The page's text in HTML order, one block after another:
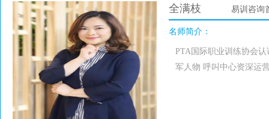
全满枝 易训咨询
名师简介：
PTA国际职业训练协会
军人物 呼叫中心资深运